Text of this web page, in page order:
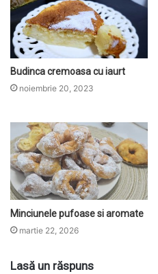
Budinca cremoasa cu iaurt
noiembrie 20, 2023
Minciunele pufoase si aromate
martie 22, 2026
Lasă un răspuns